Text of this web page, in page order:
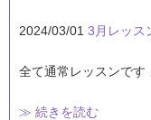
2024/03/01 3月レッス
全て通常レッスンです
≫ 続きを読む